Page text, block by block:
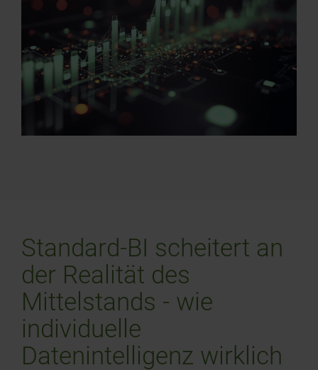
Standard-BI scheitert an
der Realität des
Mittelstands - wie
individuelle
Datenintelligenz wirklich